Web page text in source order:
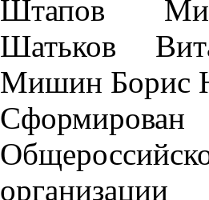
Штапов
Шатьков
Мишин Борис